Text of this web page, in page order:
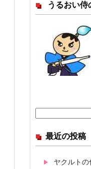
うるおい侍
最近の投稿
ヤクルト